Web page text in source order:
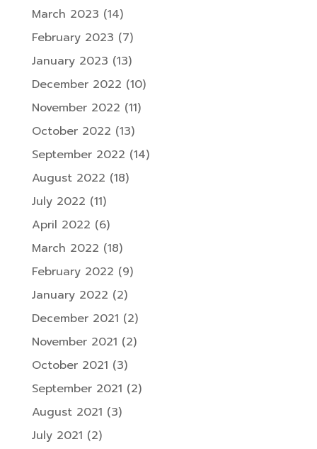
March 2023 (14)
February 2023 (7)
January 2023 (13)
December 2022 (10)
November 2022 (11)
October 2022 (13)
September 2022 (14)
August 2022 (18)
July 2022 (11)
April 2022 (6)
March 2022 (18)
February 2022 (9)
January 2022 (2)
December 2021 (2)
November 2021 (2)
October 2021 (3)
September 2021 (2)
August 2021 (3)
July 2021 (2)